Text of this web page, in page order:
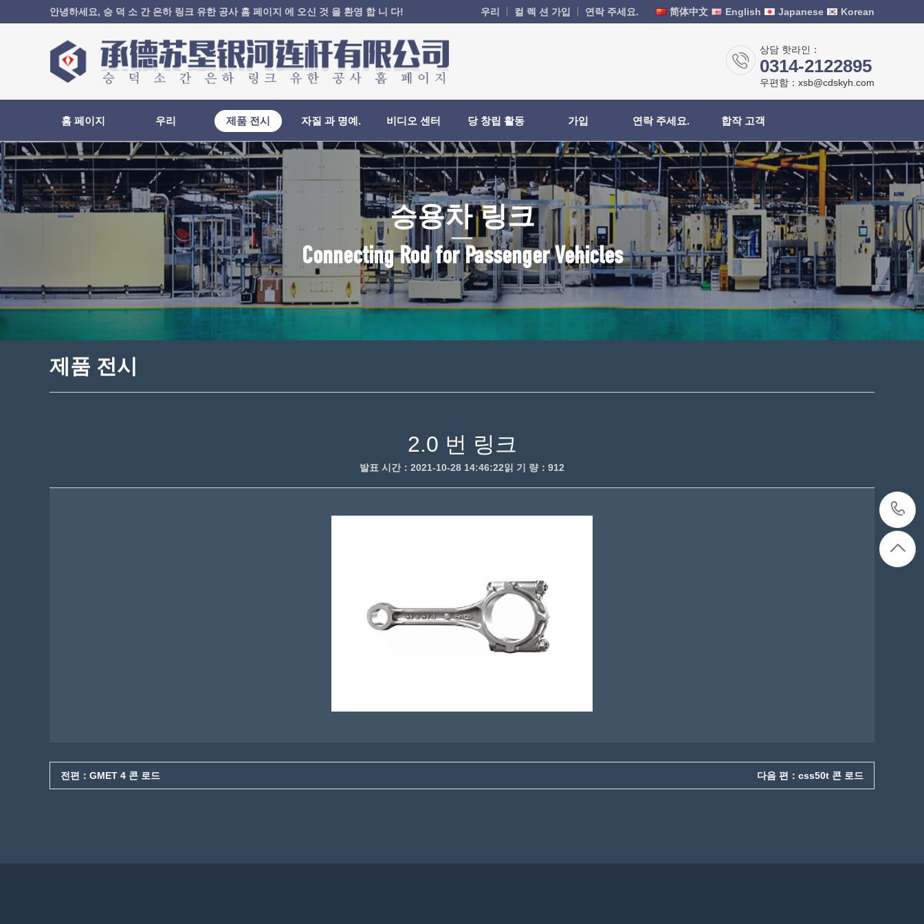
안녕하세요, 승 덕 소 간 은하 링크 유한 공사 홈 페이지 에 오신 것 을 환영 합 니 다! 우리 컬 렉 션 가입 연락 주세요. 简体中文 English Japanese Korean
상담 핫라인：
0314-2122895
우편함：xsb@cdskyh.com
홈 페이지 우리 제품 전시 자질 과 명예. 비디오 센터 당 창립 활동 가입 연락 주세요. 합작 고객
승용차 링크
Connecting Rod for Passenger Vehicles
제품 전시
2.0 번 링크
발표 시간：2021-10-28 14:46:22읽 기 량： 912
전편：GMET 4 콘 로드 다음 편：css50t 콘 로드